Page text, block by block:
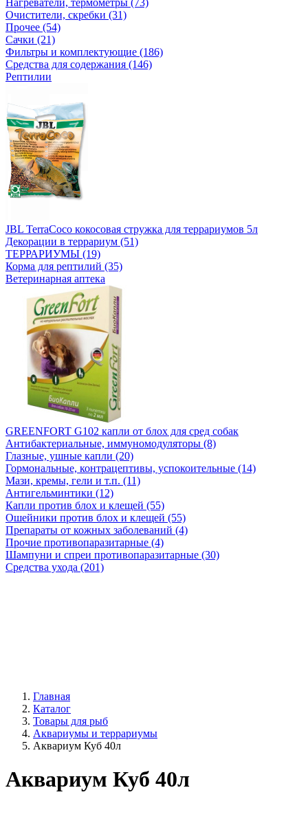
Нагреватели, термометры (73)
Очистители, скребки (31)
Прочее (54)
Сачки (21)
Фильтры и комплектующие (186)
Средства для содержания (146)
Рептилии
JBL TerraCoco кокосовая стружка для террариумов 5л
Декорации в террариум (51)
ТЕРРАРИУМЫ (19)
Корма для рептилий (35)
Ветеринарная аптека
GREENFORT G102 капли от блох для сред собак
Антибактериальные, иммуномодуляторы (8)
Глазные, ушные капли (20)
Гормональные, контрацептивы, успокоительные (14)
Мази, кремы, гели и т.п. (11)
Антигельминтики (12)
Капли против блох и клещей (55)
Ошейники против блох и клещей (55)
Препараты от кожных заболеваний (4)
Прочие противопаразитарные (4)
Шампуни и спреи противопаразитарные (30)
Средства ухода (201)
Главная
Каталог
Товары для рыб
Аквариумы и террариумы
Аквариум Куб 40л
Аквариум Куб 40л